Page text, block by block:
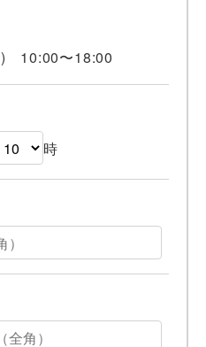
) 10:00〜18:00
時